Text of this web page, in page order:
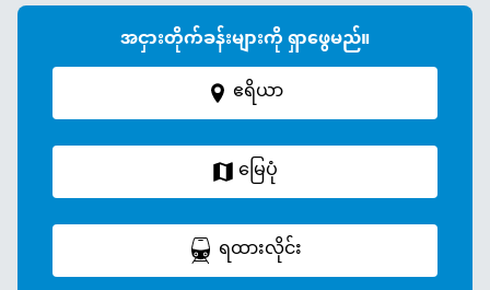
အငှားတိုက်ခန်းများကို ရှာဖွေမည်။
ဧရိယာ
မြေပုံ
ရထားလိုင်း